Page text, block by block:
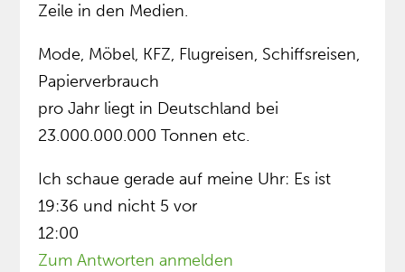
Zeile in den Medien.
Mode, Möbel, KFZ, Flugreisen, Schiffsreisen,
Papierverbrauch
pro Jahr liegt in Deutschland bei
23.000.000.000 Tonnen etc.
Ich schaue gerade auf meine Uhr: Es ist
19:36 und nicht 5 vor
12:00
Zum Antworten anmelden